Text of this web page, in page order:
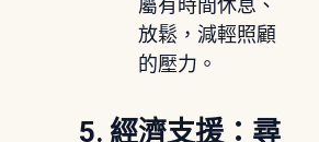
屬有時間休息、
放鬆，減輕照顧
的壓力。
5. 經濟支援：尋